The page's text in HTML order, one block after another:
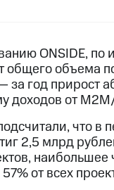
ONSIDE,
общего объема
год прирост
доходов от
что
2,5 млрд
наибольшее
от всех